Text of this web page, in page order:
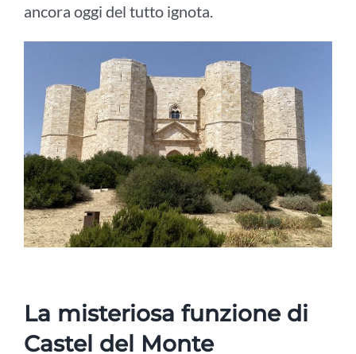
ancora oggi del tutto ignota.
La misteriosa funzione di
Castel del Monte